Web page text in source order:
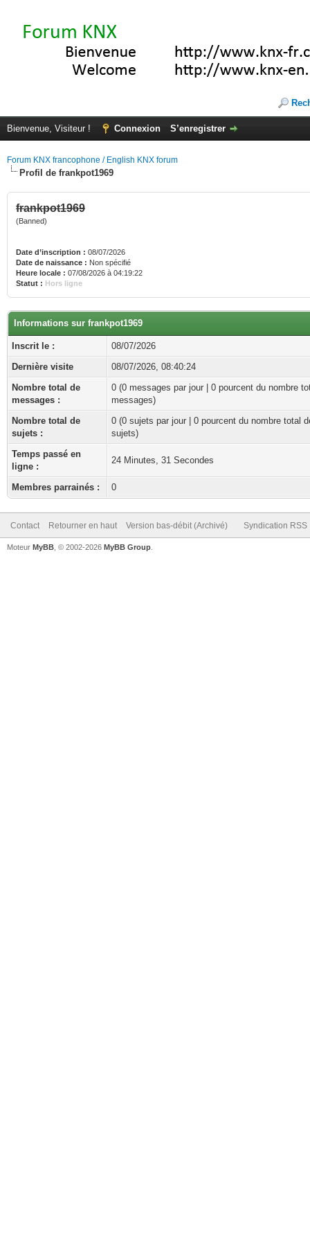
Bienvenue, Visiteur ! Connexion S’enregistrer
Forum KNX francophone / English KNX forum
Profil de frankpot1969
frankpot1969
(Banned)
Date d’inscription : 08/07/2026
Date de naissance : Non spécifié
Heure locale : 07/08/2026 à 04:19:22
Statut : Hors ligne
Informations sur frankpot1969
Inscrit le :
08/07/2026
Dernière visite
08/07/2026, 08:40:24
Nombre total de
messages :
0 (0 messages par jour | 0 pourcent du nombre
messages)
Nombre total de
sujets :
0 (0 sujets par jour | 0 pourcent du nombre total
sujets)
Temps passé en
ligne :
24 Minutes, 31 Secondes
Membres parrainés : 0
Contact Retourner en haut Version bas-débit (Archivé) Syndication RSS
Moteur MyBB , © 2002-2026 MyBB Group